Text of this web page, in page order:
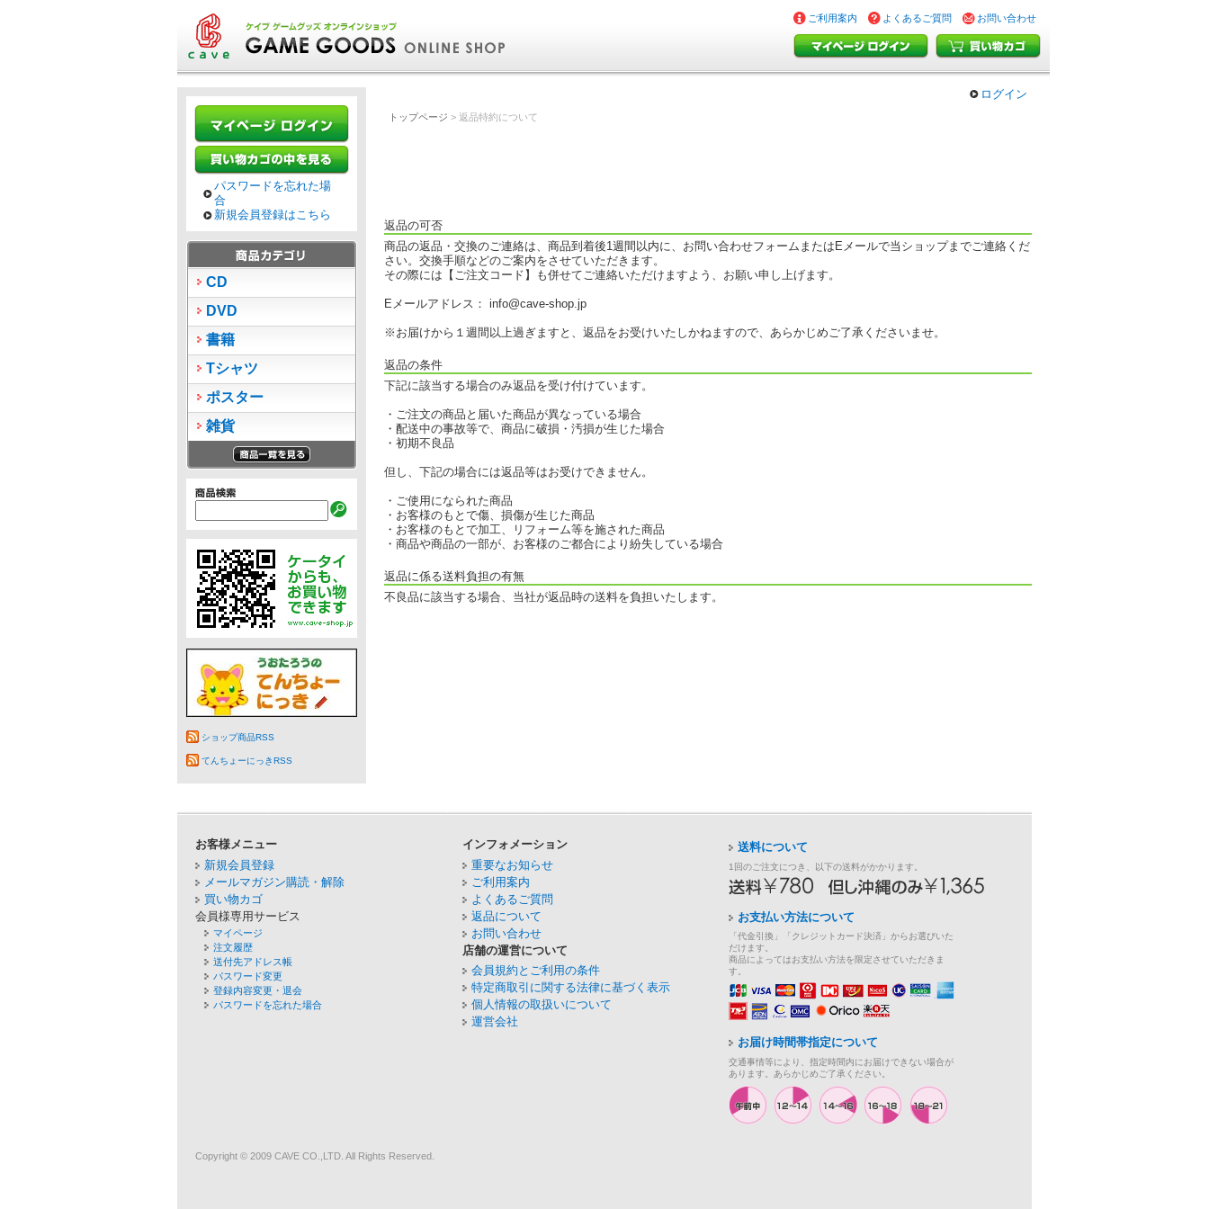
ご利用案内 よくあるご質問 お問い合わせ
パスワードを忘れた場
合
新規会員登録はこちら
CD
DVD
書籍
Tシャツ
ポスター
雑貨
ショップ商品RSS
てんちょーにっきRSS
ログイン
トップページ > 返品特約について
返品の可否
商品の返品・交換のご連絡は、商品到着後1週間以内に、お問い合わせフォームまたはEメールで当ショップまでご連絡くだ
さい。交換手順などのご案内をさせていただきます。
その際には【ご注文コード】も併せてご連絡いただけますよう、お願い申し上げます。
Eメールアドレス： info@cave-shop.jp
※お届けから１週間以上過ぎますと、返品をお受けいたしかねますので、あらかじめご了承くださいませ。
返品の条件
下記に該当する場合のみ返品を受け付けています。
・ご注文の商品と届いた商品が異なっている場合
・配送中の事故等で、商品に破損・汚損が生じた場合
・初期不良品
但し、下記の場合には返品等はお受けできません。
・ご使用になられた商品
・お客様のもとで傷、損傷が生じた商品
・お客様のもとで加工、リフォーム等を施された商品
・商品や商品の一部が、お客様のご都合により紛失している場合
返品に係る送料負担の有無
不良品に該当する場合、当社が返品時の送料を負担いたします。
お客様メニュー
新規会員登録
メールマガジン購読・解除
買い物カゴ
会員様専用サービス
マイページ
注文履歴
送付先アドレス帳
パスワード変更
登録内容変更・退会
パスワードを忘れた場合
インフォメーション
重要なお知らせ
ご利用案内
よくあるご質問
返品について
お問い合わせ
店舗の運営について
会員規約とご利用の条件
特定商取引に関する法律に基づく表示
個人情報の取扱いについて
運営会社
送料について
1回のご注文につき、以下の送料がかかります。
お支払い方法について
「代金引換」「クレジットカード決済」からお選びいた
だけます。
商品によってはお支払い方法を限定させていただきま
す。
お届け時間帯指定について
交通事情等により、指定時間内にお届けできない場合が
あります。あらかじめご了承ください。
Copyright © 2009 CAVE CO.,LTD. All Rights Reserved.